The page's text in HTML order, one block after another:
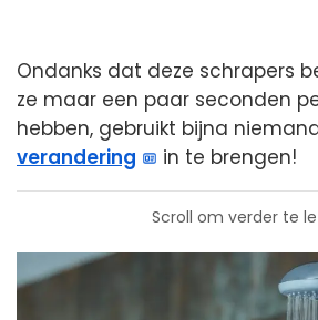
Ondanks dat deze schrapers
ze maar een paar seconden
hebben, gebruikt bijna
verandering
in te brengen!
Scroll om verder te